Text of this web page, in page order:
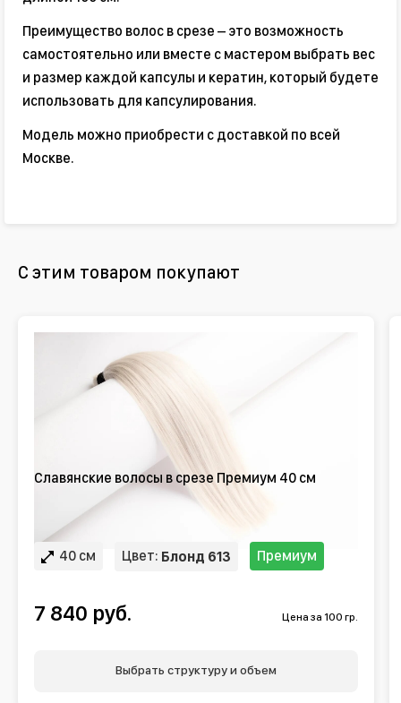
Преимущество волос в срезе – это возможность
самостоятельно или вместе с мастером выбрать вес
и размер каждой капсулы и кератин, который будете
использовать для капсулирования.
Модель можно приобрести с доставкой по всей
Москве.
С этим товаром покупают
Славянские волосы в срезе Премиум 40 см
40 см Цвет: Блонд 613 Премиум
7 840 руб. Цена за 100 гр.
Выбрать структуру и объем